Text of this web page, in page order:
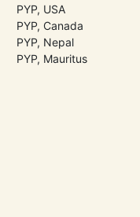
PYP, USA
PYP, Canada
PYP, Nepal
PYP, Mauritus